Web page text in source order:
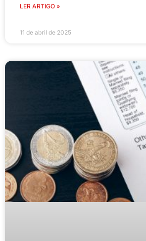
LER ARTIGO »
11 de abril de 2025